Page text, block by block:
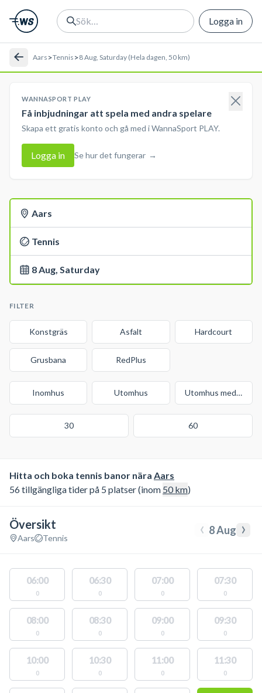
Logga in
Aars >Tennis >8 Aug, Saturday (Hela dagen, 50 km)
WANNASPORT PLAY
Få inbjudningar att spela med andra spelare
Skapa ett gratis konto och gå med i WannaSport PLAY.
Logga in Se hur det fungerar →
Aars
Tennis
8 Aug, Saturday
FILTER
Konstgräs Asfalt Hardcourt
Grusbana RedPlus
Inomhus Utomhus Utomhus med tak
30 60
Hitta och boka tennis banor nära Aars
56 tillgängliga tider på 5 platser (inom 50km)
Översikt
Aars Tennis ‹ 8 Aug ›
06:00
0
06:30
0
07:00
0
07:30
0
08:00
0
08:30
0
09:00
0
09:30
0
10:00
0
10:30
0
11:00
0
11:30
0